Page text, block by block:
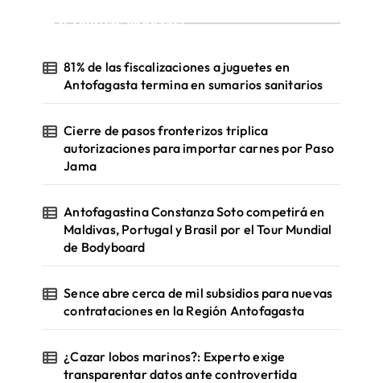
¡Ultimas Noticias!
81% de las fiscalizaciones a juguetes en
Antofagasta termina en sumarios sanitarios
Cierre de pasos fronterizos triplica
autorizaciones para importar carnes por Paso
Jama
Antofagastina Constanza Soto competirá en
Maldivas, Portugal y Brasil por el Tour Mundial
de Bodyboard
Sence abre cerca de mil subsidios para nuevas
contrataciones en la Región Antofagasta
¿Cazar lobos marinos?: Experto exige
transparentar datos ante controvertida